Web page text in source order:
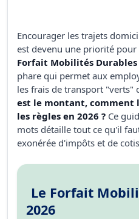
Encourager les trajets
est devenu une priorité pour
Forfait Mobilités Durables
phare qui permet aux
les frais de transport "verts"
est le montant, comment
les règles en 2026 ? Ce
mots détaille tout ce qu'il
exonérée d'impôts et de
Le Forfait
2026